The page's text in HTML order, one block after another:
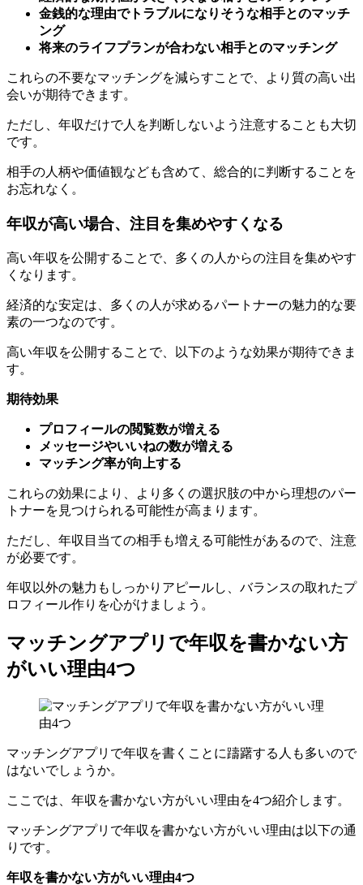
金銭的な理由でトラブルになりそうな相手とのマッチ
ング
将来のライフプランが合わない相手とのマッチング
これらの不要なマッチングを減らすことで、より質の高い出
会いが期待できます。
ただし、年収だけで人を判断しないよう注意することも大切
です。
相手の人柄や価値観なども含めて、総合的に判断することを
お忘れなく。
年収が高い場合、注目を集めやすくなる
高い年収を公開することで、多くの人からの注目を集めやす
くなります。
経済的な安定は、多くの人が求めるパートナーの魅力的な要
素の一つなのです。
高い年収を公開することで、以下のような効果が期待できま
す。
期待効果
プロフィールの閲覧数が増える
メッセージやいいねの数が増える
マッチング率が向上する
これらの効果により、より多くの選択肢の中から理想のパー
トナーを見つけられる可能性が高まります。
ただし、年収目当ての相手も増える可能性があるので、注意
が必要です。
年収以外の魅力もしっかりアピールし、バランスの取れたプ
ロフィール作りを心がけましょう。
マッチングアプリで年収を書かない方
がいい理由4つ
マッチングアプリで年収を書くことに躊躇する人も多いので
はないでしょうか。
ここでは、年収を書かない方がいい理由を4つ紹介します。
マッチングアプリで年収を書かない方がいい理由は以下の通
りです。
年収を書かない方がいい理由4つ